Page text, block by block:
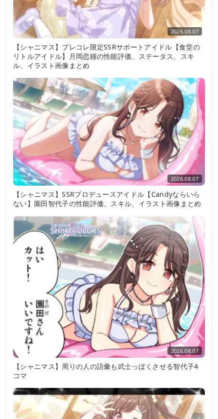
2026.08.07
【シャニマス】プレコレ限定SSRサポートアイドル【食堂の
リトルアイドル】月岡恋鐘の性能評価、ステータス、スキ
ル、イラスト画像まとめ
2026.08.07
【シャニマス】SSRプロデュースアイドル【Candyならいら
ない】園田智代子の性能評価、スキル、イラスト画像まとめ
2026.08.07
【シャニマス】周りの人の語彙も武士っぽくさせる智代子4
コマ